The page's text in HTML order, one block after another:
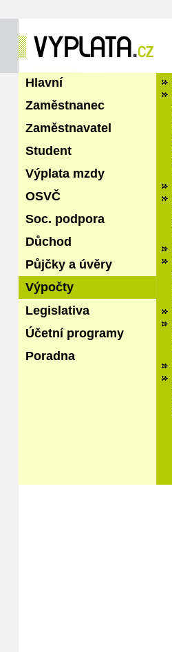
Hlavní
Zaměstnanec
Zaměstnavatel
Student
Výplata mzdy
OSVČ
Soc. podpora
Důchod
Půjčky a úvěry
Výpočty
Legislativa
Účetní programy
Poradna